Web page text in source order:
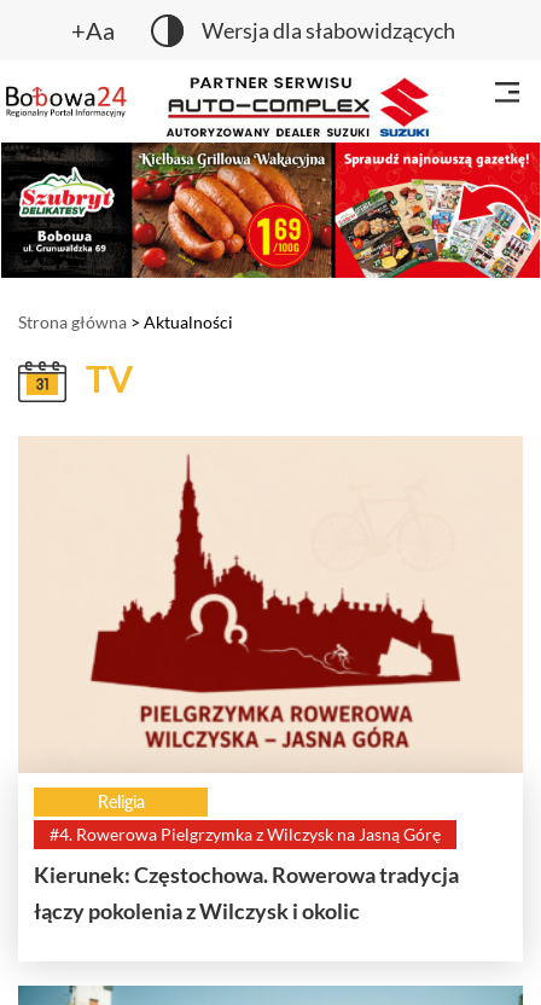
+Aa Wersja dla słabowidzących
Strona główna > Aktualności
TV
Religia
#4. Rowerowa Pielgrzymka z Wilczysk na Jasną Górę
Kierunek: Częstochowa. Rowerowa tradycja
łączy pokolenia z Wilczysk i okolic